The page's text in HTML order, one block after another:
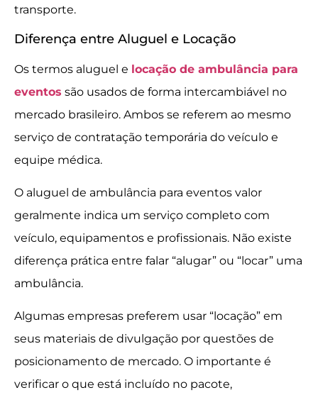
transporte.
Diferença entre Aluguel e Locação
Os termos aluguel e locação de ambulância para
eventos são usados de forma intercambiável no
mercado brasileiro. Ambos se referem ao mesmo
serviço de contratação temporária do veículo e
equipe médica.
O aluguel de ambulância para eventos valor
geralmente indica um serviço completo com
veículo, equipamentos e profissionais. Não existe
diferença prática entre falar “alugar” ou “locar” uma
ambulância.
Algumas empresas preferem usar “locação” em
seus materiais de divulgação por questões de
posicionamento de mercado. O importante é
verificar o que está incluído no pacote,